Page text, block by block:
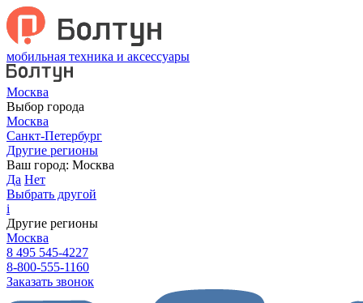
мобильная техника и аксессуары
Москва
Выбор города
Москва
Санкт-Петербург
Другие регионы
Ваш город: Москва
Да Нет
Выбрать другой
i
Другие регионы
Москва
8 495 545-4227
8-800-555-1160
Заказать звонок